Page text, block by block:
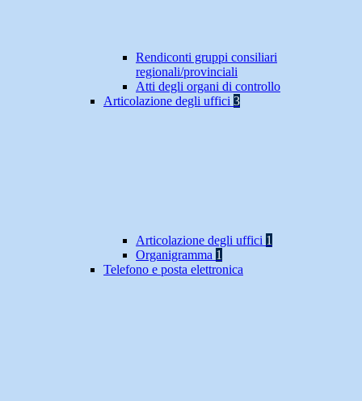
Rendiconti gruppi consiliari
regionali/provinciali
Atti degli organi di controllo
Articolazione degli uffici 3
Articolazione degli uffici 1
Organigramma 1
Telefono e posta elettronica